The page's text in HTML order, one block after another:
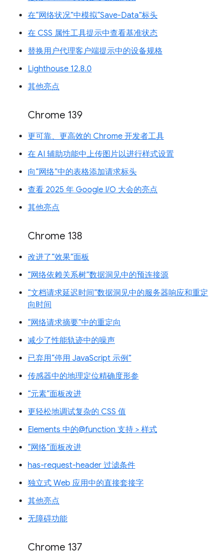
在“网络状况”中模拟“Save-Data”标头
在 CSS 属性工具提示中查看基准状态
替换用户代理客户端提示中的设备规格
Lighthouse 12.8.0
其他亮点
Chrome 139
更可靠、更高效的 Chrome 开发者工具
在 AI 辅助功能中上传图片以进行样式设置
向“网络”中的表格添加请求标头
查看 2025 年 Google I/O 大会的亮点
其他亮点
Chrome 138
改进了“效果”面板
“网络依赖关系树”数据洞见中的预连接源
“文档请求延迟时间”数据洞见中的服务器响应和重定
向时间
“网络请求摘要”中的重定向
减少了性能轨迹中的噪声
已弃用“停用 JavaScript 示例”
传感器中的地理定位精确度形参
“元素”面板改进
更轻松地调试复杂的 CSS 值
Elements 中的@function 支持 > 样式
“网络”面板改进
has-request-header 过滤条件
独立式 Web 应用中的直接套接字
其他亮点
无障碍功能
Chrome 137